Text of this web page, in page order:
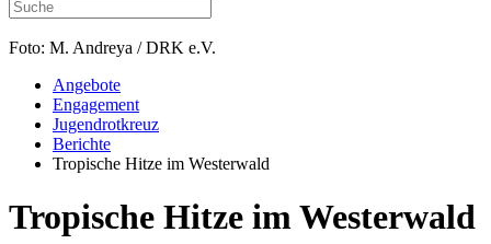
Foto: M. Andreya / DRK e.V.
Angebote
Engagement
Jugendrotkreuz
Berichte
Tropische Hitze im Westerwald
Tropische Hitze im Westerwald